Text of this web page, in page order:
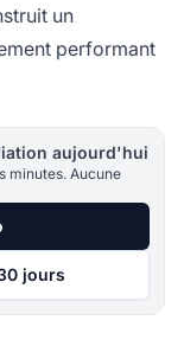
un
performant
aujourd'hui
minutes. Aucune
jours